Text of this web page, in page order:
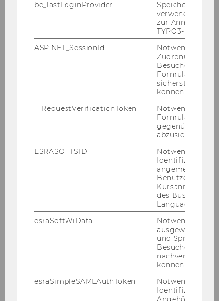
212 20
Stunden
55
Minuten
28
Sekunden
10.
PROGRAMME
be_lastLoginProvider
Speichert die
verwendete
zur Anmeldung
TYPO3-Backend.
ASP.NET_SessionId
Notwendig, um
Zuordnung von
Besucher zu
sicherstellen zu
können.
__RequestVerificationToken
Notwendig, um
gegenüber
abzusichern.
ESRASOFTSID
Notwendig zur
Identifizierung
angemeldeten
Benutzers im
des Business
Language
esraSoftWiData
Notwendig um
ausgewählte
und
Besuchers
nachverfolgen
können.
esraSimpleSAMLAuthToken
Notwendig zur
Identifizierung
Angehörige/r für